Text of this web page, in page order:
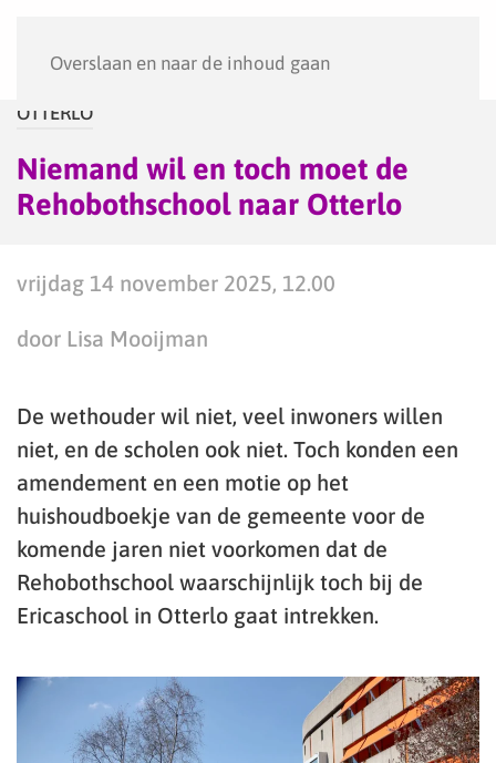
Overslaan en naar de inhoud gaan
OTTERLO
Niemand wil en toch moet de
Rehobothschool naar Otterlo
vrijdag 14 november 2025, 12.00
door Lisa Mooijman
De wethouder wil niet, veel inwoners willen
niet, en de scholen ook niet. Toch konden een
amendement en een motie op het
huishoudboekje van de gemeente voor de
komende jaren niet voorkomen dat de
Rehobothschool waarschijnlijk toch bij de
Ericaschool in Otterlo gaat intrekken.